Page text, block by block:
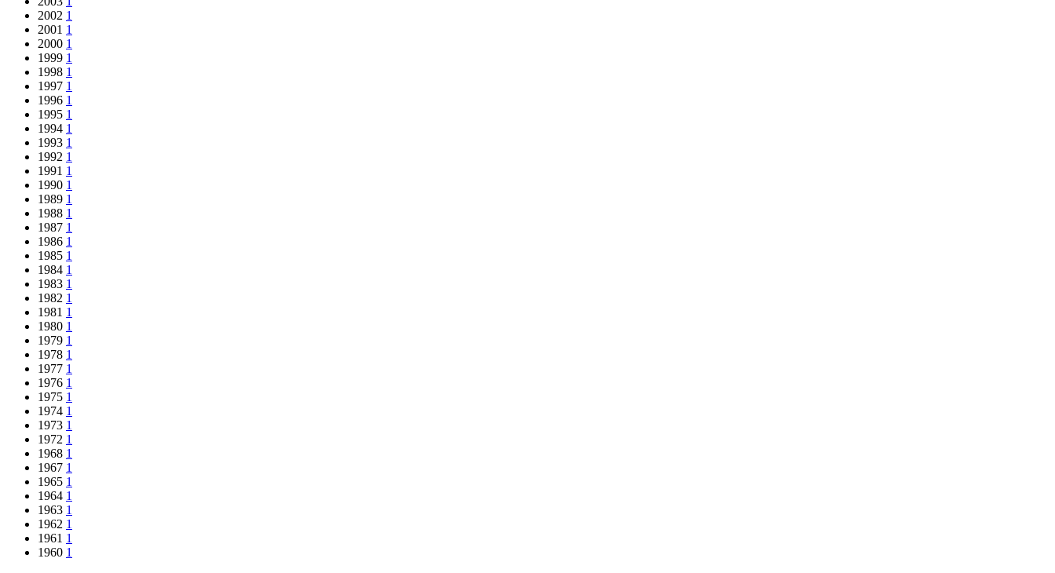
2002 1
2001 1
2000 1
1999 1
1998 1
1997 1
1996 1
1995 1
1994 1
1993 1
1992 1
1991 1
1990 1
1989 1
1988 1
1987 1
1986 1
1985 1
1984 1
1983 1
1982 1
1981 1
1980 1
1979 1
1978 1
1977 1
1976 1
1975 1
1974 1
1973 1
1972 1
1968 1
1967 1
1965 1
1964 1
1963 1
1962 1
1961 1
1960 1